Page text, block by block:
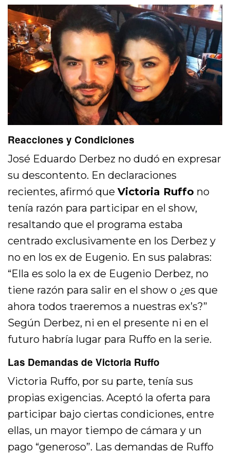
Reacciones y Condiciones
José Eduardo Derbez no dudó en expresar
su descontento. En declaraciones
recientes, afirmó queVictoria Ruffo no
tenía razón para participar en el show,
resaltando que el programa estaba
centrado exclusivamente en los Derbez y
no en los ex de Eugenio. En sus palabras:
“Ella es solo la ex de Eugenio Derbez, no
tiene razón para salir en el show o ¿es que
ahora todos traeremos a nuestras ex’s?”
Según Derbez, ni en el presente ni en el
futuro habría lugar para Ruffo en la serie.
Las Demandas de Victoria Ruffo
Victoria Ruffo, por su parte, tenía sus
propias exigencias. Aceptó la oferta para
participar bajo ciertas condiciones, entre
ellas, un mayor tiempo de cámara y un
pago “generoso”. Las demandas de Ruffo